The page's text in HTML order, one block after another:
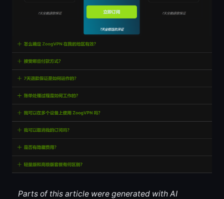
Parts of this article were generated with AI